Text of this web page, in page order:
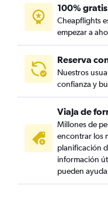
100% gratis
Cheapflights
empezar a
Reserva
Nuestros
confianza y
Viaja de
Millones de
encontrar los
planificación
información
pueden